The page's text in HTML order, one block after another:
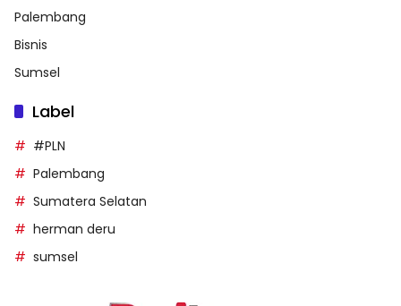
Palembang
Bisnis
Sumsel
Label
#PLN
Palembang
Sumatera Selatan
herman deru
sumsel